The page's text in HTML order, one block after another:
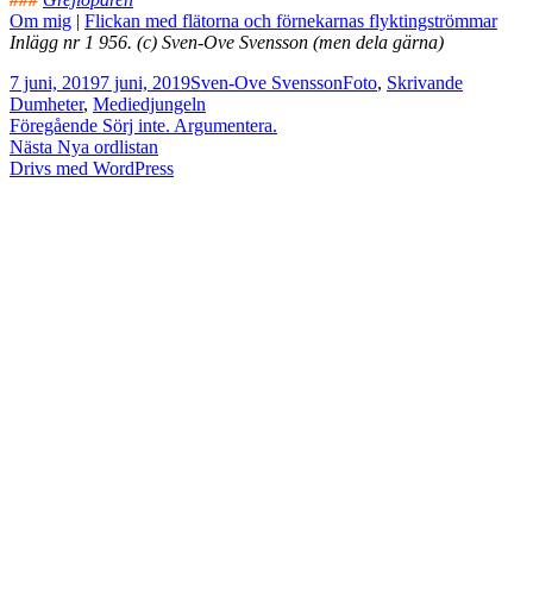
Om mig | Flickan med flätorna och förnekarnas flyktingströmmar
Inlägg nr 1 956. (c) Sven-Ove Svensson (men dela gärna)
Postat
7 juni, 20197 juni, 2019Författare
Sven-Ove SvenssonKategorier
Foto, SkrivandeTaggar
Dumheter, Mediedjungeln
Inläggsnavigering
Föregående Föregående
inlägg:
Sörj inte. Argumentera.
Nästa Nästa
inlägg:
Nya ordlistan
Drivs med WordPress